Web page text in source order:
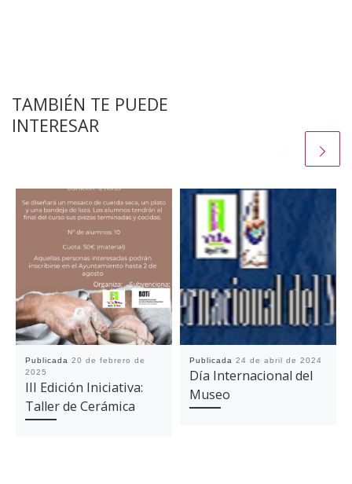
TAMBIÉN TE PUEDE
INTERESAR
Publicada 20 de febrero de
2025
III Edición Iniciativa:
Taller de Cerámica
Publicada 24 de abril de 2024
Día Internacional del
Museo